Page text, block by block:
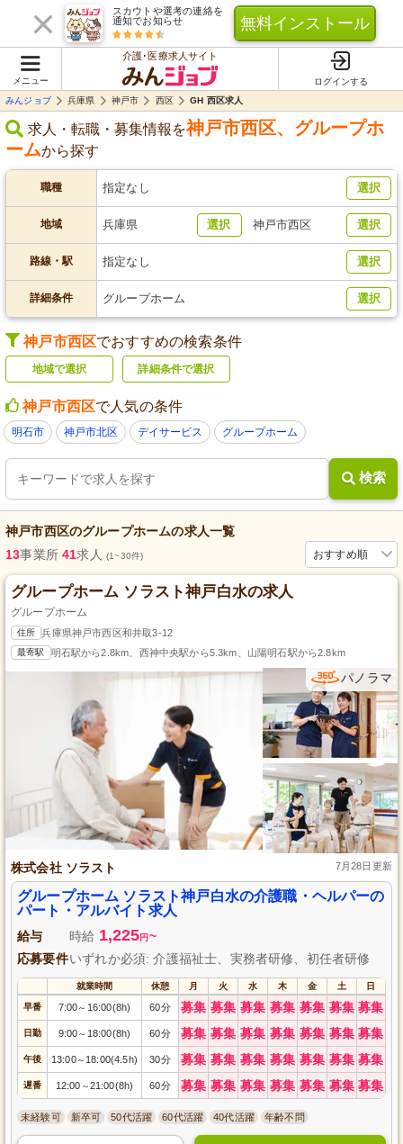
スカウトや選考の連絡を
通知でお知らせ
無料インストール
メニュー
介護･医療求人サイト
ログインする
みんジョブ
兵庫県 神戸市 西区 GH 西区求人
求人・転職・募集情報を神戸市西区、 グループホ
ームから探す
職種 指定なし 選択
地域 兵庫県 選択 神戸市西区 選択
路線・駅 指定なし 選択
詳細条件 グループホーム 選択
神戸市西区でおすすめの検索条件
地域で選択 詳細条件で選択
神戸市西区で人気の条件
明石市 神戸市北区 デイサービス グループホーム
検索
神戸市西区のグループホームの求人一覧
おすすめ順
13事業所 41求人 (1~30件)
グループホーム ソラスト神戸白水の求人
グループホーム
住所 兵庫県神戸市西区和井取3-12
最寄駅 明石駅から2.8km、西神中央駅から5.3km、山陽明石駅から2.8km
パノラマ
株式会社 ソラスト 7月28日更新
グループホーム ソラスト神戸白水の介護職・ヘルパーの
パート・アルバイト求人
給与 時給 1,225円 ~
応募要件いずれか必須: 介護福祉士、実務者研修、初任者研修
就業時間 休憩 月 火 水 木 金 土 日
早番 7:00～ 16:00(8h) 60分 募集 募集 募集 募集 募集 募集 募集
日勤 9:00～ 18:00(8h) 60分 募集 募集 募集 募集 募集 募集 募集
午後 13:00～ 18:00(4.5h) 30分 募集 募集 募集 募集 募集 募集 募集
遅番 12:00 ～21:00(8h) 60分 募集 募集 募集 募集 募集 募集 募集
未経験可 新卒可 50代活躍 60代活躍 40代活躍 年齢不問